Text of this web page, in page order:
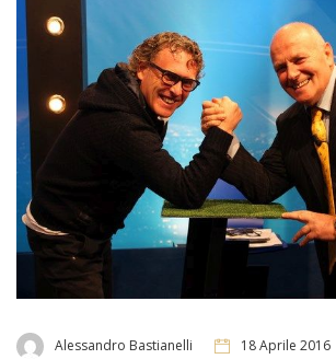
Alessandro Bastianelli 18 Aprile 2016